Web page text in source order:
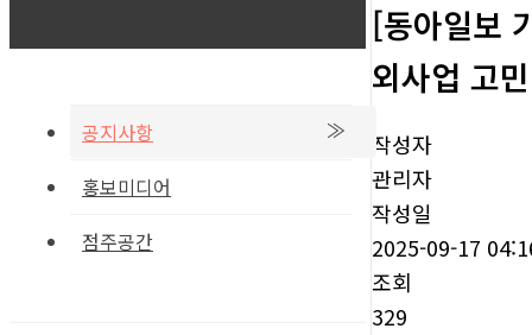
공지사항
홍보미디어
점주공간
[동아일보
외사업 고
작성자
관리자
작성일
2025-09-17
조회
329